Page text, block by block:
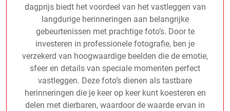
dagprijs biedt het voordeel van het vastleggen van
langdurige herinneringen aan belangrijke
gebeurtenissen met prachtige foto’s. Door te
investeren in professionele fotografie, ben je
verzekerd van hoogwaardige beelden die de emotie,
sfeer en details van speciale momenten perfect
vastleggen. Deze foto’s dienen als tastbare
herinneringen die je keer op keer kunt koesteren en
delen met dierbaren, waardoor de waarde ervan in